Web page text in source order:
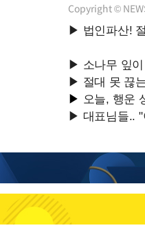
Copyright ©